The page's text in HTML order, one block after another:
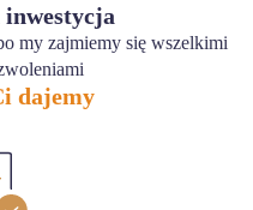
inwestycja
my zajmiemy się wszelkimi
dajemy